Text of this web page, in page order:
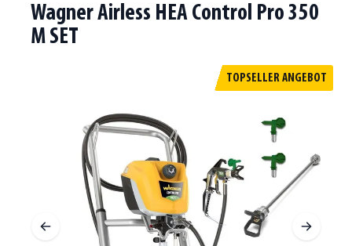
Wagner Airless HEA Control Pro 350
M SET
TOPSELLER ANGEBOT